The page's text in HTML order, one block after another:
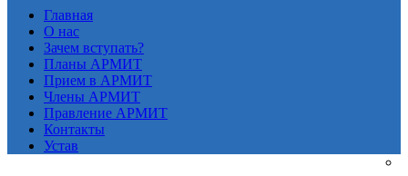
Главная
О нас
Зачем вступать?
Планы АРМИТ
Прием в АРМИТ
Члены АРМИТ
Правление АРМИТ
Контакты
Устав